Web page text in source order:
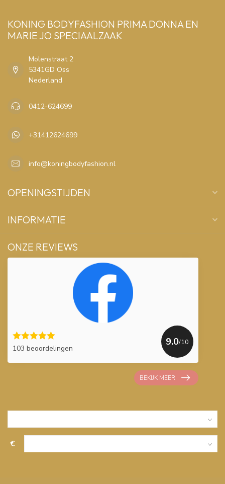
KONING BODYFASHION PRIMA DONNA EN
MARIE JO SPECIAALZAAK
Molenstraat 2
5341GD Oss
Nederland
0412-624699
+31412624699
info@koningbodyfashion.nl
OPENINGSTIJDEN
INFORMATIE
ONZE REVIEWS
103 beoordelingen
9.0/10
BEKIJK MEER
€